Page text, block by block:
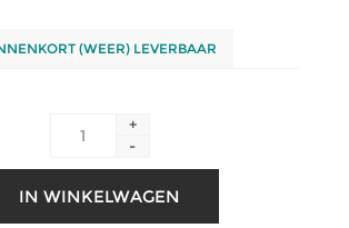
(WEER) LEVERBAAR
+
-